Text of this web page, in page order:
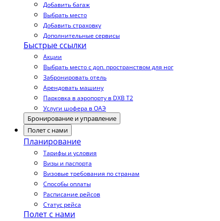
Добавить багаж
Выбрать место
Добавить страховку
Дополнительные сервисы
Быстрые ссылки
Акции
Выбрать место с доп. пространством для ног
Забронировать отель
Арендовать машину
Парковка в аэропорту в DXB T2
Услуги шофера в ОАЭ
Бронирование и управление
Полет с нами
Планирование
Тарифы и условия
Визы и паспорта
Визовые требования по странам
Способы оплаты
Расписание рейсов
Статус рейса
Полет с нами